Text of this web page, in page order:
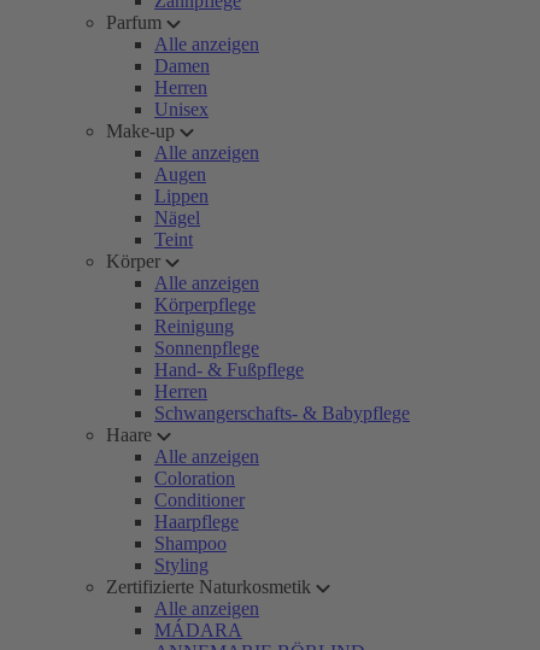
Parfum
Alle anzeigen
Damen
Herren
Unisex
Make-up
Alle anzeigen
Augen
Lippen
Nägel
Teint
Körper
Alle anzeigen
Körperpflege
Reinigung
Sonnenpflege
Hand- & Fußpflege
Herren
Schwangerschafts- & Babypflege
Haare
Alle anzeigen
Coloration
Conditioner
Haarpflege
Shampoo
Styling
Zertifizierte Naturkosmetik
Alle anzeigen
MÁDARA